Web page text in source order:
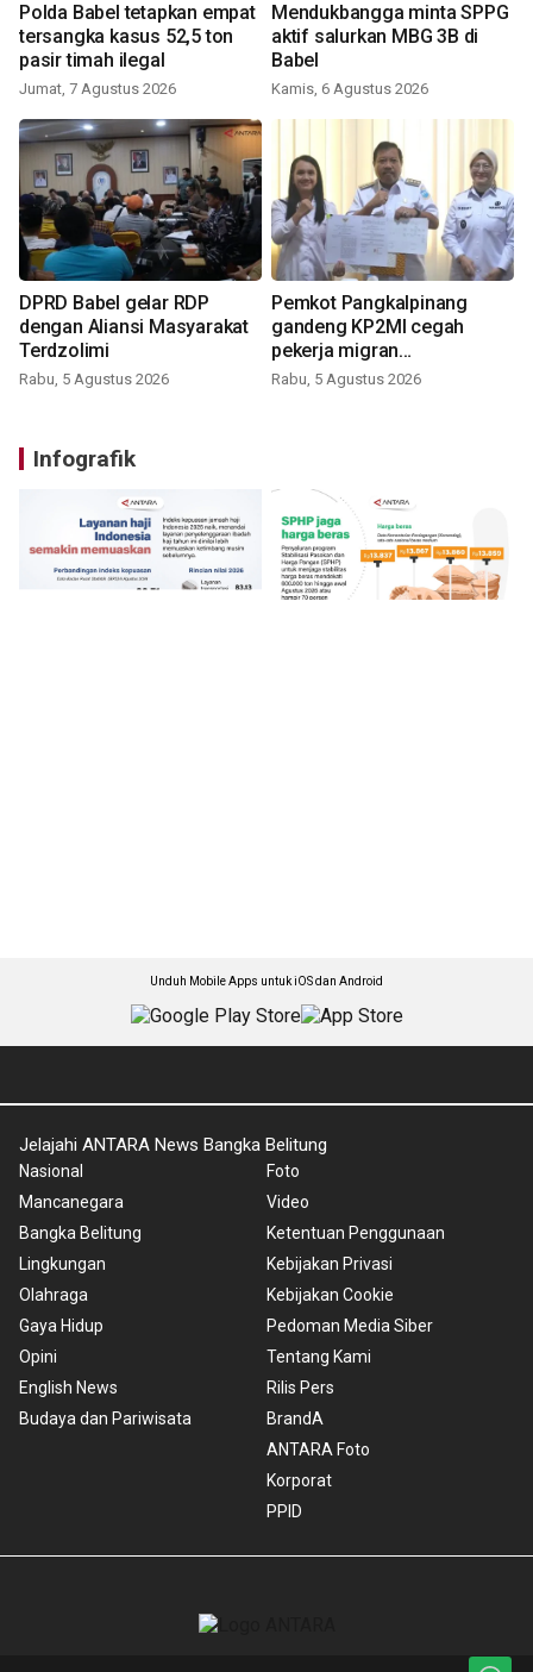
Polda Babel tetapkan empat
tersangka kasus 52,5 ton
pasir timah ilegal
Jumat, 7 Agustus 2026
Mendukbangga minta SPPG
aktif salurkan MBG 3B di
Babel
Kamis, 6 Agustus 2026
DPRD Babel gelar RDP
dengan Aliansi Masyarakat
Terdzolimi
Rabu, 5 Agustus 2026
Pemkot Pangkalpinang
gandeng KP2MI cegah
pekerja migran
nonprosedural
Rabu, 5 Agustus 2026
Infografik
Unduh Mobile Apps untuk iOS dan Android
Jelajahi ANTARA News Bangka Belitung
Nasional
Mancanegara
Bangka Belitung
Lingkungan
Olahraga
Gaya Hidup
Opini
English News
Budaya dan Pariwisata
Foto
Video
Ketentuan Penggunaan
Kebijakan Privasi
Kebijakan Cookie
Pedoman Media Siber
Tentang Kami
Rilis Pers
BrandA
ANTARA Foto
Korporat
PPID